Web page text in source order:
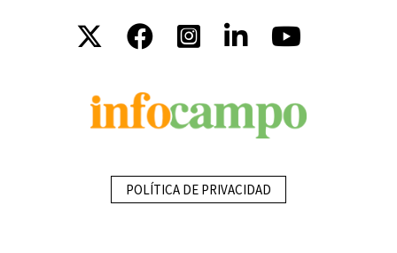
POLÍTICA DE PRIVACIDAD